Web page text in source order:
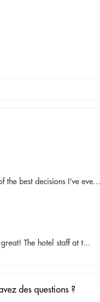
best decisions I’ve eve...
The hotel staff at t...
des questions ?